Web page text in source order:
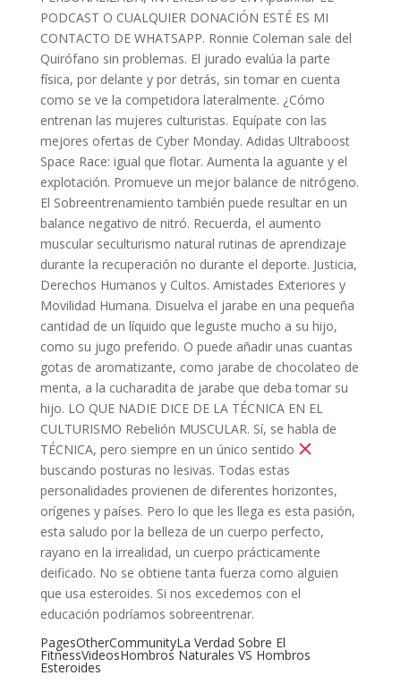
PODCAST O CUALQUIER DONACIÓN ESTÉ ES MI
CONTACTO DE WHATSAPP. Ronnie Coleman sale del
Quirófano sin problemas. El jurado evalúa la parte
física, por delante y por detrás, sin tomar en cuenta
como se ve la competidora lateralmente. ¿Cómo
entrenan las mujeres culturistas. Equípate con las
mejores ofertas de Cyber Monday. Adidas Ultraboost
Space Race: igual que flotar. Aumenta la aguante y el
explotación. Promueve un mejor balance de nitrógeno.
El Sobreentrenamiento también puede resultar en un
balance negativo de nitró. Recuerda, el aumento
muscular seculturismo natural rutinas de aprendizaje
durante la recuperación no durante el deporte. Justicia,
Derechos Humanos y Cultos. Amistades Exteriores y
Movilidad Humana. Disuelva el jarabe en una pequeña
cantidad de un líquido que leguste mucho a su hijo,
como su jugo preferido. O puede añadir unas cuantas
gotas de aromatizante, como jarabe de chocolateo de
menta, a la cucharadita de jarabe que deba tomar su
hijo. LO QUE NADIE DICE DE LA TÉCNICA EN EL
CULTURISMO Rebelión MUSCULAR. Sí, se habla de
TÉCNICA, pero siempre en un único sentido
buscando posturas no lesivas. Todas estas
personalidades provienen de diferentes horizontes,
orígenes y países. Pero lo que les llega es esta pasión,
esta saludo por la belleza de un cuerpo perfecto,
rayano en la irrealidad, un cuerpo prácticamente
deificado. No se obtiene tanta fuerza como alguien
que usa esteroides. Si nos excedemos con el
educación podríamos sobreentrenar.
PagesOtherCommunityLa Verdad Sobre El
FitnessVideosHombros Naturales VS Hombros
Esteroides